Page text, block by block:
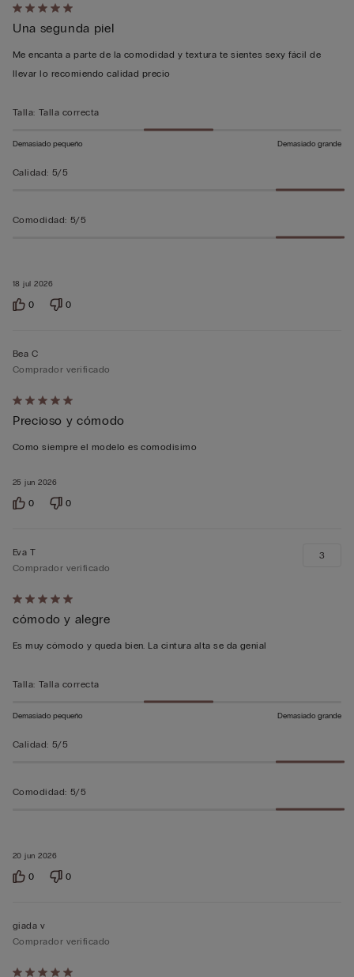
Calificación
de
5
sobre
18 jul 2026
Una segunda piel
Me encanta a parte de la comodidad y textura te sientes sexy fácil de
llevar lo recomiendo calidad precio
Talla: Talla correcta
Demasiado pequeño Demasiado grande
Calidad: 5/5
Comodidad: 5/5
0 0
Calificación
de
5
5
25 jun 2026
Bea C
Comprador verificado
Precioso y cómodo
Como siempre el modelo es comodisimo
0 0
Calificación
de
5
5
20 jun 2026
Eva T
Comprador verificado
cómodo y alegre
Es muy cómodo y queda bien. La cintura alta se da genial
3
Talla: Talla correcta
Demasiado pequeño Demasiado grande
Calidad: 5/5
Comodidad: 5/5
0 0
giada v
Comprador verificado